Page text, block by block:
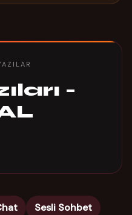
-
Sesli Sohbet